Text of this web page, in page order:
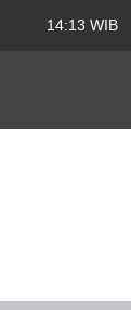
14:13 WIB